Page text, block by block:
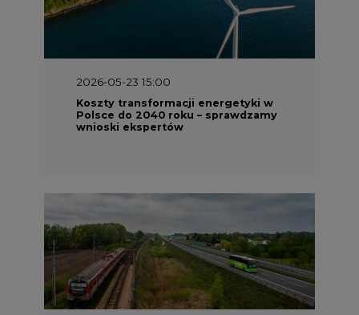
2026-05-23 15:00
Koszty transformacji energetyki w
Polsce do 2040 roku – sprawdzamy
wnioski ekspertów